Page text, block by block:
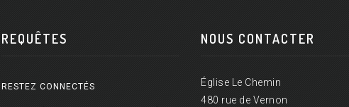
REQUÊTES
RESTEZ CONNECTÉS
NOUS CONTACTER
Église Le Chemin
480 rue de Vernon